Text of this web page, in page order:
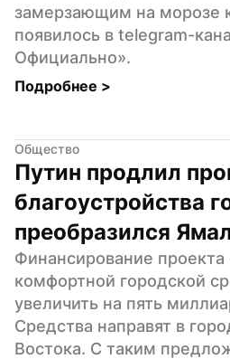
замерзающим на морозе
появилось в telegram-
Официально».
Подробнее >
Общество
Путин продлил
благоустройства
преобразился
Финансирование
комфортной городской
увеличить на пять
Средства направят в
Востока. С таким